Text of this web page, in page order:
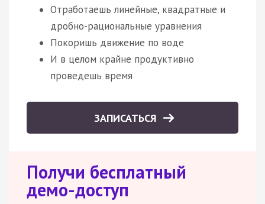
Отработаешь линейные, квадратные и
дробно-рациональные уравнения
Покоришь движение по воде
И в целом крайне продуктивно
проведешь время
ЗАПИСАТЬСЯ
Получи бесплатный
демо-доступ